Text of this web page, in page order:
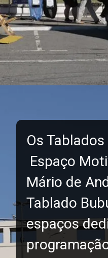
Os
Espaço
Mário de
Tablado
espaços